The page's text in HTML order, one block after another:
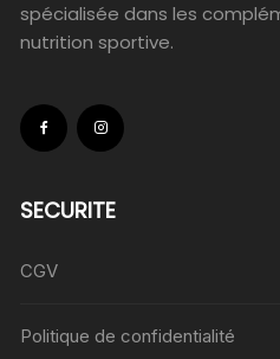
spécialisée dans les
nutrition sportive.
SECURITE
CGV
Politique de confidentialité